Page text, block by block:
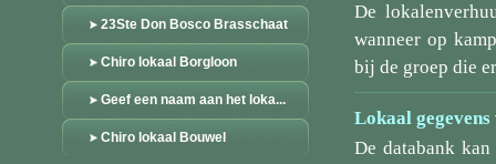
23Ste Don Bosco Brasschaat
Chiro lokaal Borgloon
Geef een naam aan het loka...
Chiro lokaal Bouwel
De
wanneer op
bij de groep die
Lokaal
De databank